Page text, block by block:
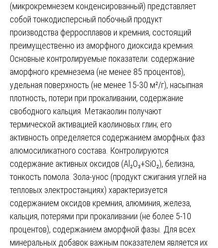
(микрокремнезем конденсированный) представляет
собой тонкодисперсный побочный продукт
производства ферросплавов и кремния, состоящий
преимущественно из аморфного диоксида кремния.
Основные контролируемые показатели: содержание
аморфного кремнезема (не менее 85 процентов),
удельная поверхность (не менее 15-30 м²/г), насыпная
плотность, потери при прокаливании, содержание
свободного кальция. Метакаолин получают
термической активацией каолиновых глин; его
активность определяется содержанием аморфных фаз
алюмосиликатного состава. Контролируются
содержание активных оксидов (Al₂O₃+SiO₂), белизна,
тонкость помола. Зола-унос (продукт сжигания углей на
тепловых электростанциях) характеризуется
содержанием оксидов кремния, алюминия, железа,
кальция, потерями при прокаливании (не более 5-10
процентов), содержанием аморфной фазы. Для всех
минеральных добавок важным показателем является их